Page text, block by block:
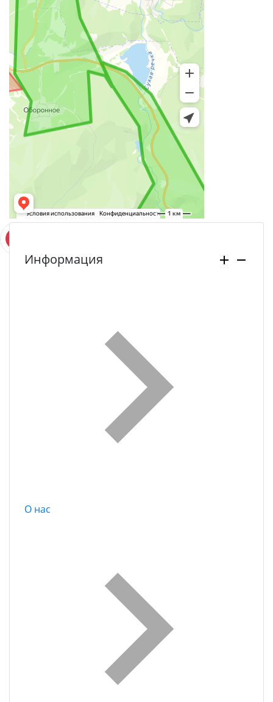
Информация
О нас